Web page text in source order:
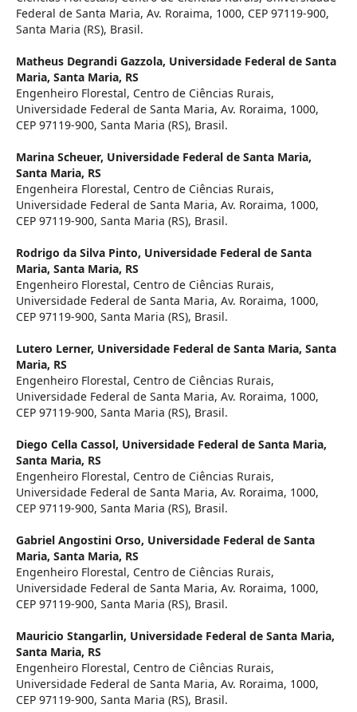
Federal de Santa Maria, Av. Roraima, 1000, CEP 97119-900,
Santa Maria (RS), Brasil.
Matheus Degrandi Gazzola, Universidade Federal de Santa
Maria, Santa Maria, RS
Engenheiro Florestal, Centro de Ciências Rurais,
Universidade Federal de Santa Maria, Av. Roraima, 1000,
CEP 97119-900, Santa Maria (RS), Brasil.
Marina Scheuer, Universidade Federal de Santa Maria,
Santa Maria, RS
Engenheira Florestal, Centro de Ciências Rurais,
Universidade Federal de Santa Maria, Av. Roraima, 1000,
CEP 97119-900, Santa Maria (RS), Brasil.
Rodrigo da Silva Pinto, Universidade Federal de Santa
Maria, Santa Maria, RS
Engenheiro Florestal, Centro de Ciências Rurais,
Universidade Federal de Santa Maria, Av. Roraima, 1000,
CEP 97119-900, Santa Maria (RS), Brasil.
Lutero Lerner, Universidade Federal de Santa Maria, Santa
Maria, RS
Engenheiro Florestal, Centro de Ciências Rurais,
Universidade Federal de Santa Maria, Av. Roraima, 1000,
CEP 97119-900, Santa Maria (RS), Brasil.
Diego Cella Cassol, Universidade Federal de Santa Maria,
Santa Maria, RS
Engenheiro Florestal, Centro de Ciências Rurais,
Universidade Federal de Santa Maria, Av. Roraima, 1000,
CEP 97119-900, Santa Maria (RS), Brasil.
Gabriel Angostini Orso, Universidade Federal de Santa
Maria, Santa Maria, RS
Engenheiro Florestal, Centro de Ciências Rurais,
Universidade Federal de Santa Maria, Av. Roraima, 1000,
CEP 97119-900, Santa Maria (RS), Brasil.
Mauricio Stangarlin, Universidade Federal de Santa Maria,
Santa Maria, RS
Engenheiro Florestal, Centro de Ciências Rurais,
Universidade Federal de Santa Maria, Av. Roraima, 1000,
CEP 97119-900, Santa Maria (RS), Brasil.